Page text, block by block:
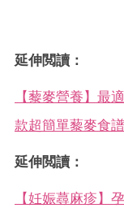
延伸閲讀：
【藜麥營養】
款超簡單藜麥食
延伸閲讀：
【妊娠蕁麻疹